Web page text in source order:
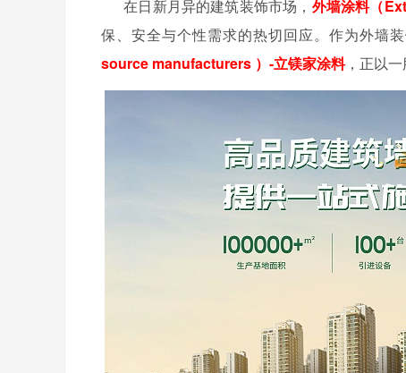
在日新月异的建筑装饰市场， 外墙涂料（
保、安全与个性需求的热切回应。作为外墙
source manufacturers ）-立镁家涂料，正以一